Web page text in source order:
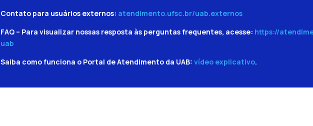
Contato para usuários externos: atendimento.ufsc.br/uab.externos
FAQ – Para visualizar nossas resposta às perguntas frequentes, acesse: https://
uab
Saiba como funciona o Portal de Atendimento da UAB: vídeo explicativo.